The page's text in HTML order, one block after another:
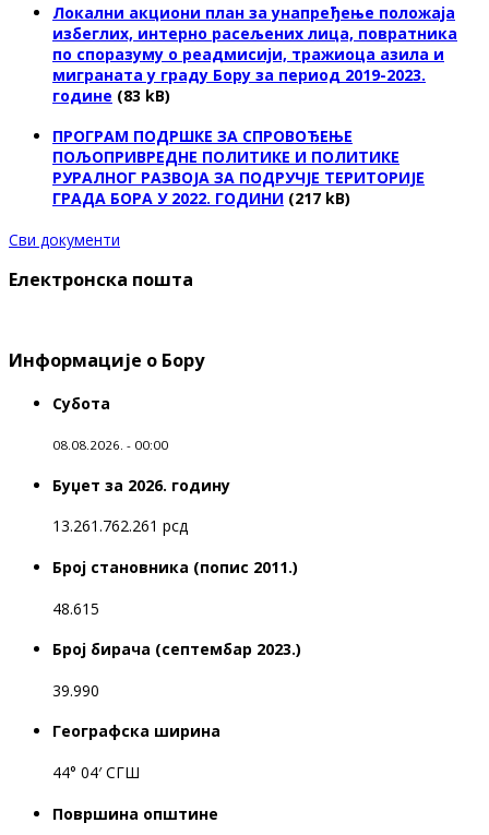
Локални акциони план за унапређење положаја
избеглих, интерно расељених лица, повратника
по споразуму о реадмисији, тражиоца азила и
миграната у граду Бору за период 2019-2023.
године (83 kB)
ПРОГРАМ ПОДРШКЕ ЗА СПРОВОЂЕЊЕ
ПОЉОПРИВРЕДНЕ ПОЛИТИКЕ И ПОЛИТИКЕ
РУРАЛНОГ РАЗВОЈА ЗА ПОДРУЧЈЕ ТЕРИТОРИЈЕ
ГРАДА БОРА У 2022. ГОДИНИ (217 kB)
Сви документи
Електронска пошта
Информације о Бору
Субота
08.08.2026. - 00:00
Буџет за 2026. годину
13.261.762.261 рсд
Број становника (попис 2011.)
48.615
Број бирача (септембар 2023.)
39.990
Географска ширина
44° 04′ СГШ
Површина општине